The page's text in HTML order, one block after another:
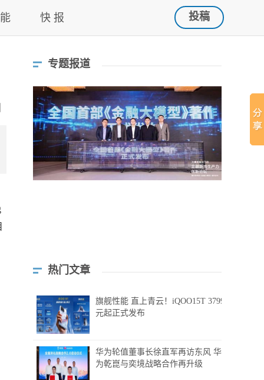
快 报 投稿
专题报道
热门文章
旗舰性能 直上青云！iQOO15T 3799
元起正式发布
华为轮值董事长徐直军再访东风 华
为乾崑与奕境战略合作再升级